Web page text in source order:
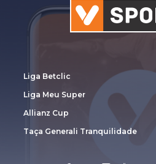
Liga Betclic
Liga Meu Super
Allianz Cup
Taça Generali Tranquilidade